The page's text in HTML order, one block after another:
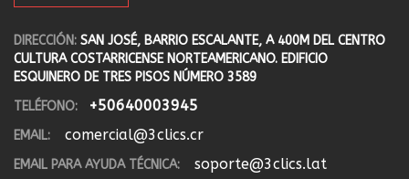
DIRECCIÓN: SAN JOSÉ, BARRIO ESCALANTE, A 400M DEL CENTRO
CULTURA COSTARRICENSE NORTEAMERICANO. EDIFICIO
ESQUINERO DE TRES PISOS NÚMERO 3589
TELÉFONO:
+50640003945
EMAIL: comercial@3clics.cr
EMAIL PARA AYUDA TÉCNICA: soporte@3clics.lat